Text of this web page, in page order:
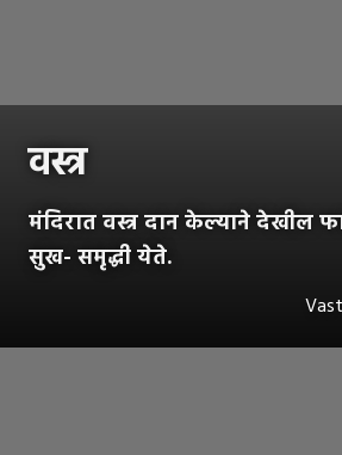
वस्त्र
मंदिरात वस्त्र दान केल्याने देखील
सुख- समृद्धी येते.